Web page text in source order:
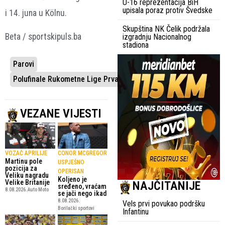
i 14. juna u Kölnu.
Beta / sportskipuls.ba
Parovi
Polufinale Rukometne Lige Prvaka
VEZANE VIJESTI
VOZAČ APRILIJE
Martinu pole
pozicija za
Veliku nagradu
Velike Britanije
8.08.2026. Auto Moto
CONOR MCGREGOR
USPJEŠNO
OPERISAN
Koljeno je
sređeno, vraćam
se jači nego ikad
8.08.2026.
Borilački sportovi
U-16 reprezentacija BiH
upisala poraz protiv Švedske
Skupština NK Čelik podržala
izgradnju Nacionalnog
stadiona
NAJČITANIJE
Vels prvi povukao podršku
Infantinu